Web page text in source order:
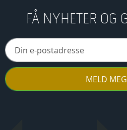
FÅ NYHETER OG
MELD